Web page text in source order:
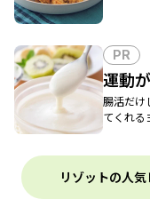
PR
運動
腸活だけ
てくれる
リゾットの人